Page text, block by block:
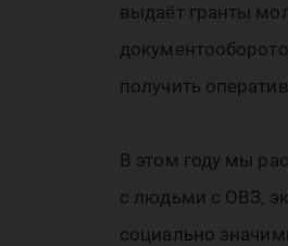
выдаёт гранты
получить
В этом году мы
с людьми с ОВЗ,
социально